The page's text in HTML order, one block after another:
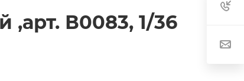
,арт. В0083, 1/36